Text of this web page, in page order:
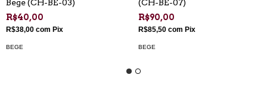
Bege (CH-BE-03)
R$40,00
R$38,00 com Pix
BEGE
(CH-BE-07)
R$90,00
R$85,50 com Pix
BEGE